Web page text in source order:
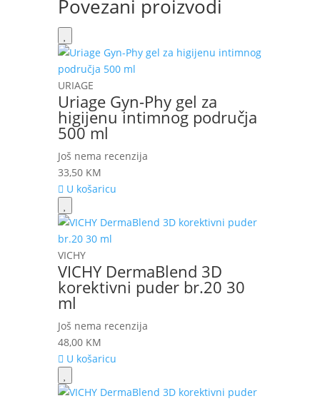
Povezani proizvodi
URIAGE
Uriage Gyn-Phy gel za
higijenu intimnog područja
500 ml
Još nema recenzija
33,50 KM
U košaricu
VICHY
VICHY DermaBlend 3D
korektivni puder br.20 30
ml
Još nema recenzija
48,00 KM
U košaricu